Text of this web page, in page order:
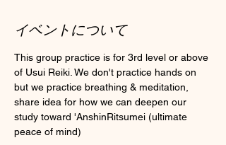
イベントについて
This group practice is for 3rd level or above
of Usui Reiki. We don't practice hands on
but we practice breathing & meditation,
share idea for how we can deepen our
study toward 'AnshinRitsumei (ultimate
peace of mind)